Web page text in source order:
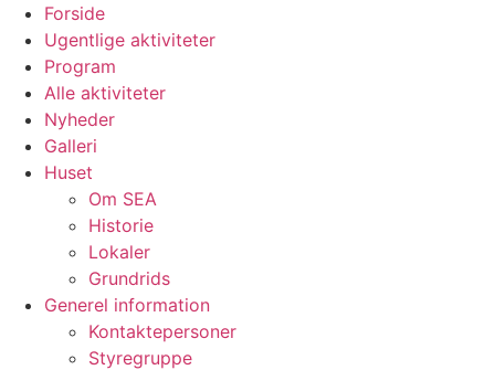
Videre
indhold
Forside
Ugentlige aktiviteter
Program
Alle aktiviteter
Nyheder
Galleri
Huset
Om SEA
Historie
Lokaler
Grundrids
Generel information
Kontaktepersoner
Styregruppe